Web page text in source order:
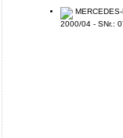
2000/04 - SNr.: